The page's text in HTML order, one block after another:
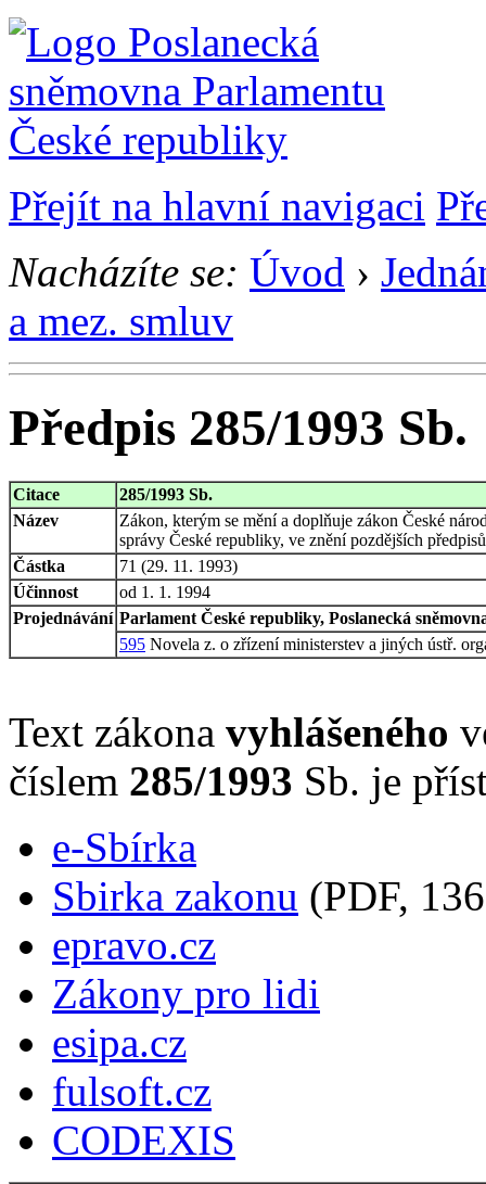
Přejít na hlavní navigaci
Nacházíte se: Úvod ›
a mez. smluv
Předpis 285/1993 Sb.
Citace
285/1993 Sb.
Název
Zákon, kterým se mění a doplňuje zákon České
správy České republiky, ve znění pozdějších předpisů
Částka
71 (29. 11. 1993)
Účinnost
od 1. 1. 1994
Projednávání Parlament České republiky, Poslanecká
595 Novela z. o zřízení ministerstev a jiných ústř.
Text zákona vyhlášeného
číslem 285/1993 Sb. je
e-Sbírka
Sbirka zakonu (PDF,
epravo.cz
Zákony pro lidi
esipa.cz
fulsoft.cz
CODEXIS